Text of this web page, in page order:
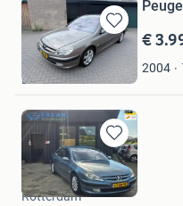
Bewaren
in
Mijn
Favorieten
€
2004
CM repair
Etten-Leur
Bewaren
in
Mijn
Favorieten
Falak Autobedrijf
Rotterdam